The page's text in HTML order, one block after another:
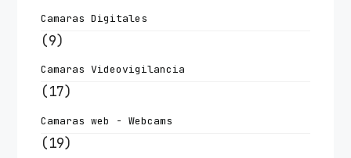
Camaras Digitales
(9)
Camaras Videovigilancia
(17)
Camaras web - Webcams
(19)